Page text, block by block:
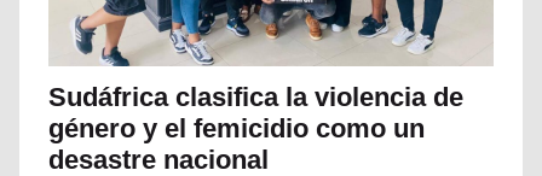
Sudáfrica clasifica la violencia de
género y el femicidio como un
desastre nacional